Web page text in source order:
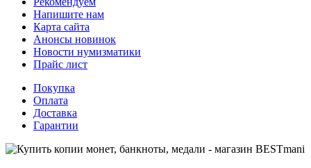
Напишите нам
Карта сайта
Анонсы новинок
Новости нумизматики
Прайс лист
Покупка
Оплата
Доставка
Гарантии